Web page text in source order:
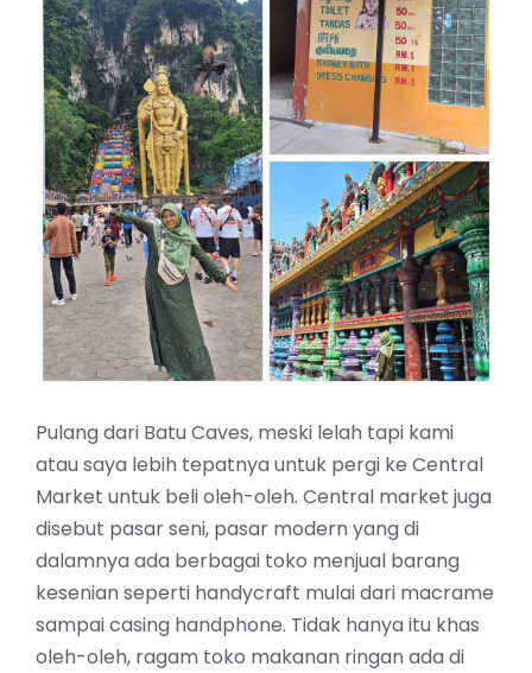
Pulang dari Batu Caves, meski lelah tapi kami
atau saya lebih tepatnya untuk pergi ke Central
Market untuk beli oleh-oleh. Central market juga
disebut pasar seni, pasar modern yang di
dalamnya ada berbagai toko menjual barang
kesenian seperti handycraft mulai dari macrame
sampai casing handphone. Tidak hanya itu khas
oleh-oleh, ragam toko makanan ringan ada di